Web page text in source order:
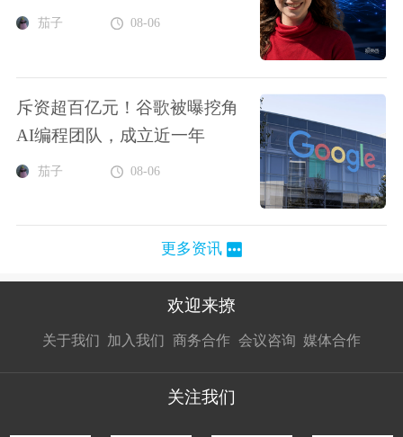
茄子 08-06
斥资超百亿元！谷歌被曝挖角
AI编程团队，成立近一年
茄子 08-06
更多资讯
欢迎来撩
关于我们 加入我们
接扔简历
商务合作
接开聊
会议咨询 媒体合作
接开聊
关注我们